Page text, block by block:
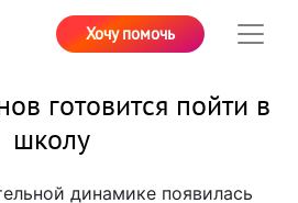
Хочу помочь
готовится пойти в
школу
динамике появилась